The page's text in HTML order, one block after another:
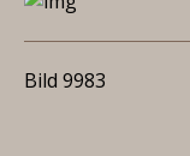
Bild 9983